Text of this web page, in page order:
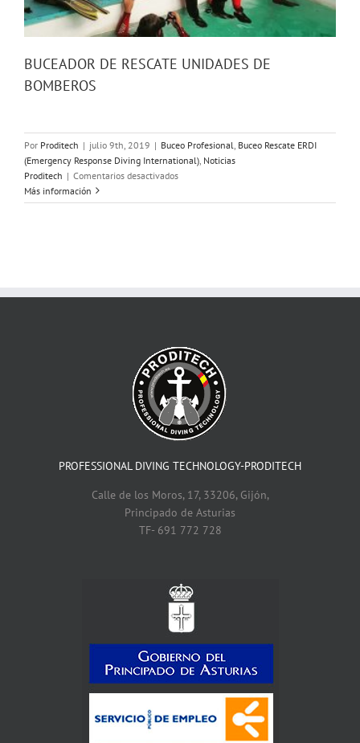
BUCEADOR DE RESCATE UNIDADES DE
BOMBEROS
Por Proditech | julio 9th, 2019 | Buceo Profesional Buceo Rescate ERDI
(Emergency Response Diving International) Noticias
Proditech | Comentarios desactivadosen
DE
Más información
PROFESSIONAL DIVING TECHNOLOGY-PRODITECH
Calle de los Moros, 17, 33206, Gijón,
Principado de Asturias
TF- 691 772 728